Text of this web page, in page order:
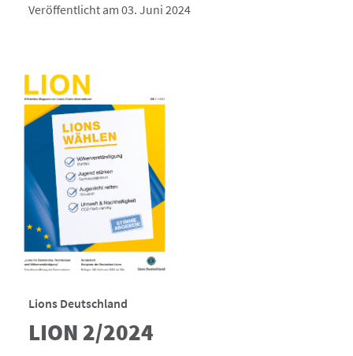
Veröffentlicht am 03. Juni 2024
Lions Deutschland
LION 2/2024